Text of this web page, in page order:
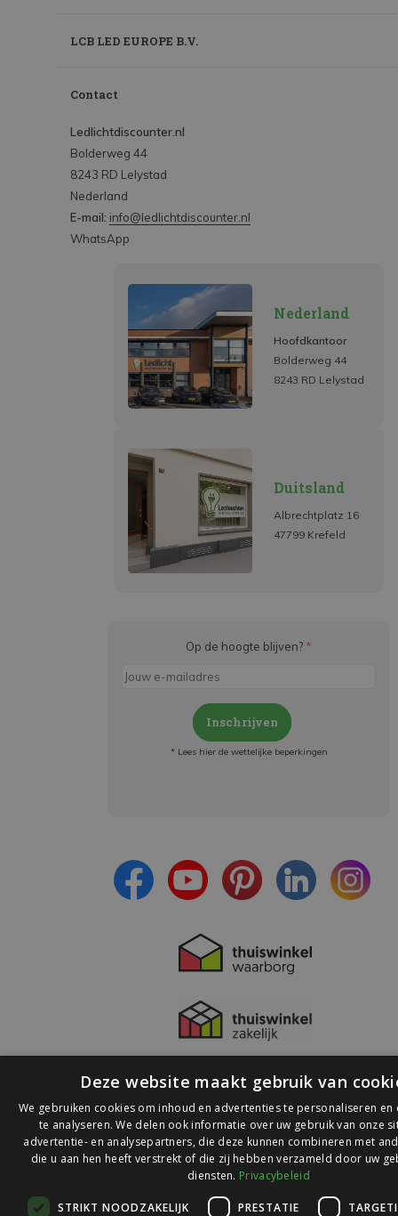
LCB LED EUROPE B.V.
Contact
Ledlichtdiscounter.nl
Bolderweg 44
8243 RD Lelystad
Nederland
E-mail: info@ledlichtdiscounter.nl
WhatsApp
Nederland
Hoofdkantoor
Bolderweg 44
8243 RD Lelystad
Duitsland
Albrechtplatz 16
47799 Krefeld
Op de hoogte blijven? *
Inschrijven
* Lees hier de wettelijke beperkingen
© 2026 Ledlichtdiscounter.nl
Deze website maakt gebruik van
We gebruiken cookies om inhoud en advertenties te personaliseren en
te analyseren. We delen ook informatie over uw gebruik van onze
advertentie- en analysepartners, die deze kunnen combineren met
die u aan hen heeft verstrekt of die zij hebben verzameld door uw
diensten. Privacybeleid
STRIKT NOODZAKELIJK PRESTATIE